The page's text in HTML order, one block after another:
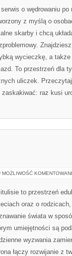
serwis o wędrowaniu
z myślą o
skarby i chcą
wycieczkę, a także
To przestrzeń dla
uliczek.
raz kusi
MOŻLIWOŚĆ
to przestrzeń
oraz o
świata w
umiejętności są
wyzwania
łączy rozwijanie z